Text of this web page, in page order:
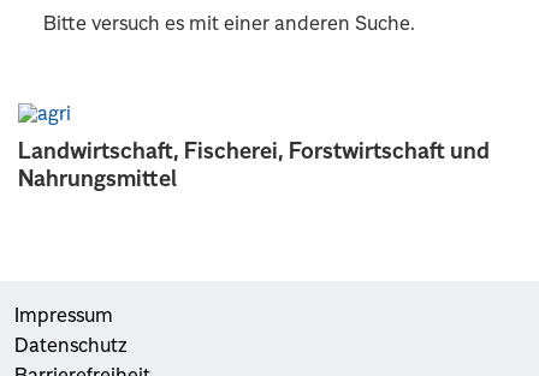
Landwirtschaft, Fischerei, Forstwirtschaft und
Nahrungsmittel
Bitte versuch es mit einer anderen Suche.
Impressum
Datenschutz